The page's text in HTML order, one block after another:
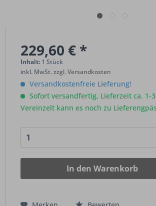
229,60 € *
Inhalt: 1 Stück
inkl. MwSt.zzgl. Versandkosten
Versandkostenfreie Lieferung!
Sofort versandfertig, Lieferzeit ca. 1-
Vereinzelt kann es noch zu
In den Warenkorb